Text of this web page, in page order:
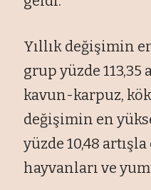
Yıllık değişimin
grup yüzde 113,35
kavun-karpuz,
değişimin en
yüzde 10,48
hayvanları ve